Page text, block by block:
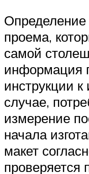
Определение
проема,
самой
информация
инструкции
случае,
измерение
начала
макет
проверяется